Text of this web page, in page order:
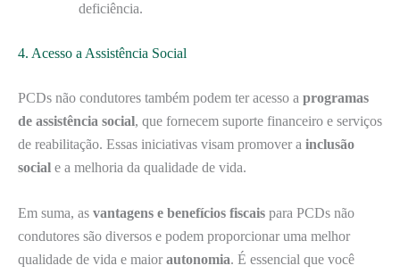
deficiência.
4. Acesso a Assistência Social
PCDs não condutores também podem ter acesso a programas
de assistência social, que fornecem suporte financeiro e serviços
de reabilitação. Essas iniciativas visam promover a inclusão
social e a melhoria da qualidade de vida.
Em suma, as vantagens e benefícios fiscais para PCDs não
condutores são diversos e podem proporcionar uma melhor
qualidade de vida e maior autonomia. É essencial que você